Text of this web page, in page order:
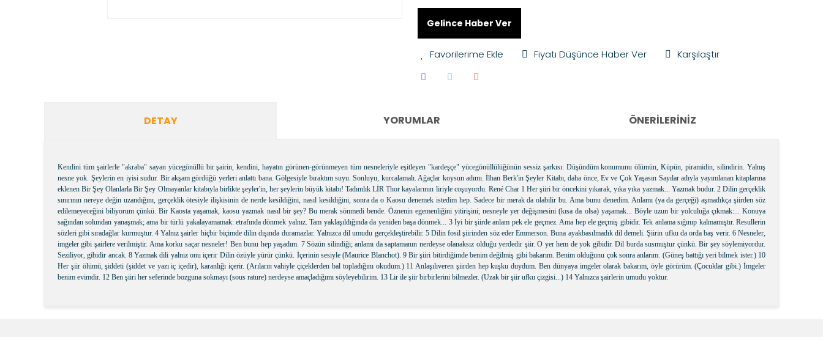
Gelince Haber Ver
Fiyatı Düşünce Haber Ver Karşılaştır
DETAY YORUMLAR ÖNERILERINIZ
Kendini tüm şairlerle "akraba" sayan yücegönüllü bir şairin, kendini, hayatın görünen-görünmeyen tüm nesneleriyle eşitleyen "kardeşçe" yücegönüllülüğünün sessiz şarkısı: Düşündüm konumunu ölümün, Küpün, piramidin, silindirin. Yalnış
nesne yok. Şeylerin en iyisi sudur. Bir akşam gördüğü yerleri anlattı bana. Gölgesiyle bıraktım suyu. Sonluyu, kurcalamalı. Ağaçlar koysun adımı. İlhan Berk'in Şeyler Kitabı, daha önce, Ev ve Çok Yaşasın Sayılar adıyla yayımlanan kitaplarına
eklenen Bir Şey Olanlarla Bir Şey Olmayanlar kitabıyla birlikte şeyler'in, her şeylerin büyük kitabı! Tadımlık LİR Thor kayalarının liriyle coşuyordu. René Char 1 Her şiiri bir öncekini yıkarak, yıka yıka yazmak... Yazmak budur. 2 Dilin gerçeklik
sınırının nereye değin uzandığını, gerçeklik ötesiyle ilişkisinin de nerde kesildiğini, nasıl kesildiğini, sonra da o Kaosu denemek istedim hep. Sadece bir merak da olabilir bu. Ama bunu denedim. Anlamı (ya da gerçeği) aşmadıkça şiirden söz
edilemeyeceğini biliyorum çünkü. Bir Kaosta yaşamak, kaosu yazmak nasıl bir şey? Bu merak sönmedi bende. Öznenin egemenliğini yitirişini; nesneyle yer değişmesini (kısa da olsa) yaşamak... Böyle uzun bir yolculuğa çıkmak:... Konuya
sağından solundan yanaşmak; ama bir türlü yakalayamamak: etrafında dönmek yalnız. Tam yaklaşıldığında da yeniden başa dönmek... 3 İyi bir şiirde anlam pek ele geçmez. Ama hep ele geçmiş gibidir. Tek anlama sığınıp kalmamıştır. Resullerin
sözleri gibi sıradağlar kurmuştur. 4 Yalnız şairler hiçbir biçimde dilin dışında duramazlar. Yalnızca dil umudu gerçekleştirebilir. 5 Dilin fosil şiirinden söz eder Emmerson. Buna ayakbasılmadık dil demeli. Şiirin ufku da orda baş verir. 6 Nesneler,
imgeler gibi şairlere verilmiştir. Ama korku saçar nesneler! Ben bunu hep yaşadım. 7 Sözün silindiği; anlamı da saptamanın nerdeyse olanaksız olduğu yerdedir şiir. O yer hem de yok gibidir. Dil burda susmuştur çünkü. Bir şey söylemiyordur.
Seziliyor, gibidir ancak. 8 Yazmak dili yalnız onu içerir Dilin özüyle yürür çünkü. İçerinin sesiyle (Maurice Blanchot). 9 Bir şiiri bitirdiğimde benim değilmiş gibi bakarım. Benim olduğunu çok sonra anlarım. (Güneş battığı yeri bilmek ister.) 10
Her şiir ölümü, şiddeti (şiddet ve yazı iç içedir), karanlığı içerir. (Arıların vahiyle çiçeklerden bal topladığını okudum.) 11 Anlaşılıveren şiirden hep kuşku duydum. Ben dünyaya imgeler olarak bakarım, öyle görürüm. (Çocuklar gibi.) İmgeler
benim evimdir. 12 Ben şiiri her seferinde bozguna sokmayı (sous rature) nerdeyse amaçladığımı söyleyebilirim. 13 Lir ile şiir birbirlerini bilmezler. (Uzak bir şiir ufku çizgisi...) 14 Yalnızca şairlerin umudu yoktur.